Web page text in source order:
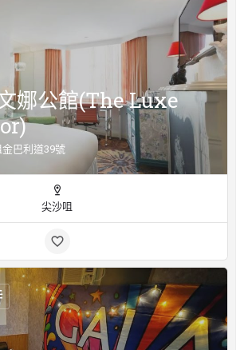
娜公館(The Luxe
巴利道39號
尖沙咀